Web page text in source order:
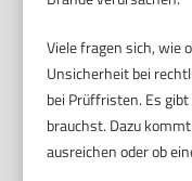
Viele fragen sich, wie
Unsicherheit bei
bei Prüffristen. Es
brauchst. Dazu
ausreichen oder ob